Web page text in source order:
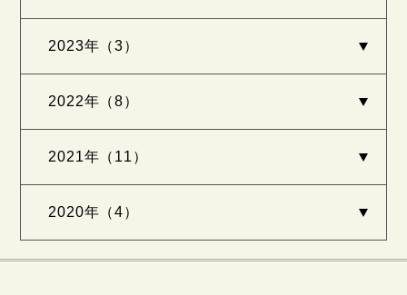
2023年（3）
2022年（8）
2021年（11）
2020年（4）